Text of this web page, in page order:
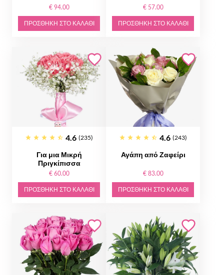
€ 94.00
ΠΡΟΣΘΉΚΗ ΣΤΟ ΚΑΛΆΘΙ
€ 57.00
ΠΡΟΣΘΉΚΗ ΣΤΟ ΚΑΛΆΘΙ
4.6 (235)
Για μια Μικρή
Πριγκίπισσα
€ 60.00
ΠΡΟΣΘΉΚΗ ΣΤΟ ΚΑΛΆΘΙ
4.6 (243)
Αγάπη από Ζαφείρι
€ 83.00
ΠΡΟΣΘΉΚΗ ΣΤΟ ΚΑΛΆΘΙ